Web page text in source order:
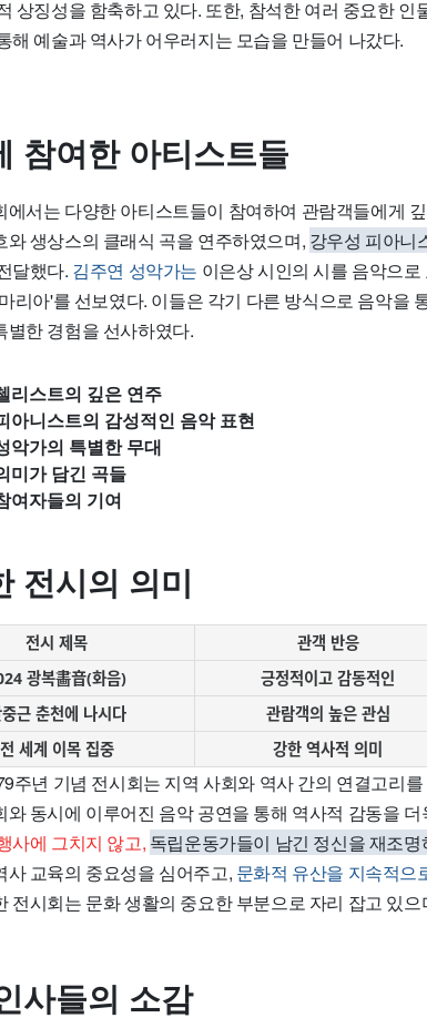
상징성을 함축하고 있다. 또한, 참석한 여러 중요한
해 예술과 역사가 어우러지는 모습을 만들어 나갔다.
참여한 아티스트들
에서는 다양한 아티스트들이 참여하여 관람객들에게
와 생상스의 클래식 곡을 연주하였으며, 강우성 피아니
달했다. 김주연 성악가는 이은상 시인의 시를 음악으
리아'를 선보였다. 이들은 각기 다른 방식으로 음악을
별한 경험을 선사하였다.
리스트의 깊은 연주
아니스트의 감성적인 음악 표현
악가의 특별한 무대
미가 담긴 곡들
여자들의 기여
전시의 의미
전시 제목 관객 반응
광복畵音(화음)
긍정적이고 감동적인
근 춘천에 나시다
관람객의 높은 관심
전 세계 이목 집중
강한 역사적 의미
주년 기념 전시회는 지역 사회와 역사 간의 연결고리
와 동시에 이루어진 음악 공연을 통해 역사적 감동을
사에 그치지 않고, 독립운동가들이 남긴 정신을 재조
사 교육의 중요성을 심어주고, 문화적 유산을 지속적으
전시회는 문화 생활의 중요한 부분으로 자리 잡고 있
사들의 소감